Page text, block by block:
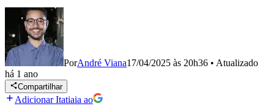
PorAndré Viana17/04/2025 às 20h36 • Atualizado
há 1 ano
Compartilhar
Adicionar Itatiaia ao